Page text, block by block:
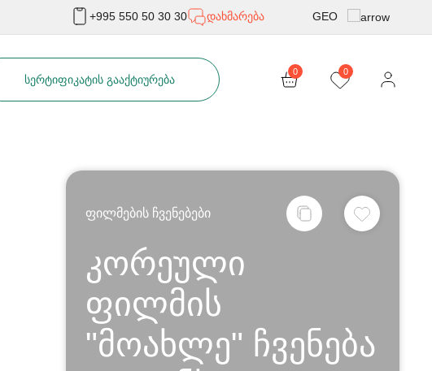
+995 550 50 30 30 დახმარება GEO
Rus
ᲡᲔᲠᲢᲘᲤᲘᲙᲐᲢᲘᲡ ᲒᲐᲐᲥᲢᲘᲣᲠᲔᲑᲐ
0 0
ფილმების ჩვენებები
კორეული
ფილმის
"მოახლე" ჩვენება